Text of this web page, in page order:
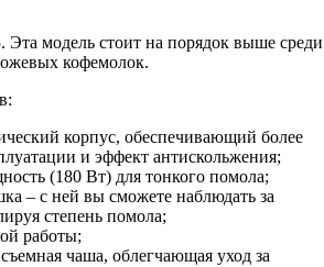
Эта модель стоит на порядок выше среди
кофемолок.
корпус, обеспечивающий более
и эффект антискольжения;
(180 Вт) для тонкого помола;
– с ней вы сможете наблюдать за
степень помола;
работы;
чаша, облегчающая уход за